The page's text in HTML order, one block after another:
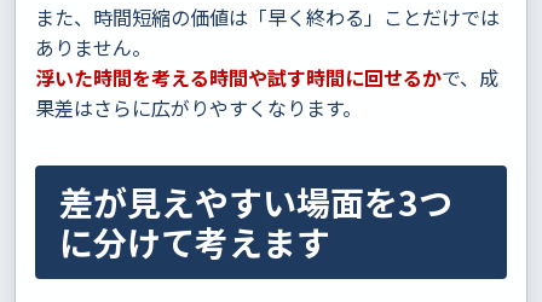
また、時間短縮の価値は「早く終わる」ことだけでは
ありません。
浮いた時間を考える時間や試す時間に回せるかで、成
果差はさらに広がりやすくなります。
差が見えやすい場面を3つ
に分けて考えます